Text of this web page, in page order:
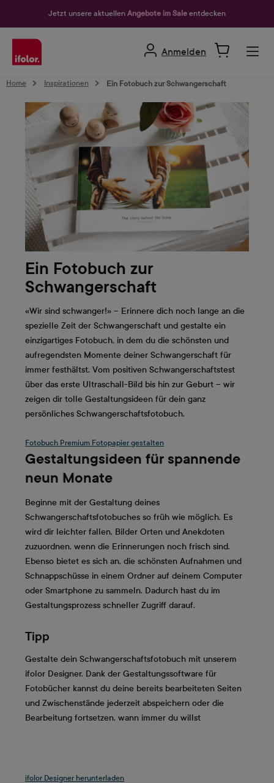
Jetzt unsere aktuellen Angebote im Sale entdecken
Anmelden
Home Inspirationen Ein Fotobuch zur Schwangerschaft
Ein Fotobuch zur
Schwangerschaft
«Wir sind schwanger!» – Erinnere dich noch lange an die
spezielle Zeit der Schwangerschaft und gestalte ein
einzigartiges Fotobuch, in dem du die schönsten und
aufregendsten Momente deiner Schwangerschaft für
immer festhältst. Vom positiven Schwangerschaftstest
über das erste Ultraschall-Bild bis hin zur Geburt – wir
zeigen dir tolle Gestaltungsideen für dein ganz
persönliches Schwangerschaftsfotobuch.
Fotobuch Premium Fotopapier gestalten
Gestaltungsideen für spannende
neun Monate
Beginne mit der Gestaltung deines
Schwangerschaftsfotobuches so früh wie möglich. Es
wird dir leichter fallen, Bilder Orten und Anekdoten
zuzuordnen, wenn die Erinnerungen noch frisch sind.
Ebenso bietet es sich an, die schönsten Aufnahmen und
Schnappschüsse in einem Ordner auf deinem Computer
oder Smartphone zu sammeln. Dadurch hast du im
Gestaltungsprozess schneller Zugriff darauf.
Tipp
Gestalte dein Schwangerschaftsfotobuch mit unserem
ifolor Designer. Dank der Gestaltungssoftware für
Fotobücher kannst du deine bereits bearbeiteten Seiten
und Zwischenstände jederzeit abspeichern oder die
Bearbeitung fortsetzen, wann immer du willst
ifolor Designer herunterladen